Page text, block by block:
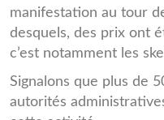
manifestation au tour
desquels, des prix ont
c’est notamment les
Signalons que plus de
autorités